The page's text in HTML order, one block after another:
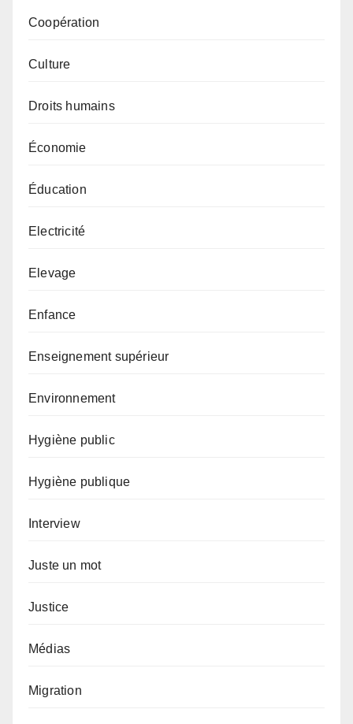
Coopération
Culture
Droits humains
Économie
Éducation
Electricité
Elevage
Enfance
Enseignement supérieur
Environnement
Hygiène public
Hygiène publique
Interview
Juste un mot
Justice
Médias
Migration